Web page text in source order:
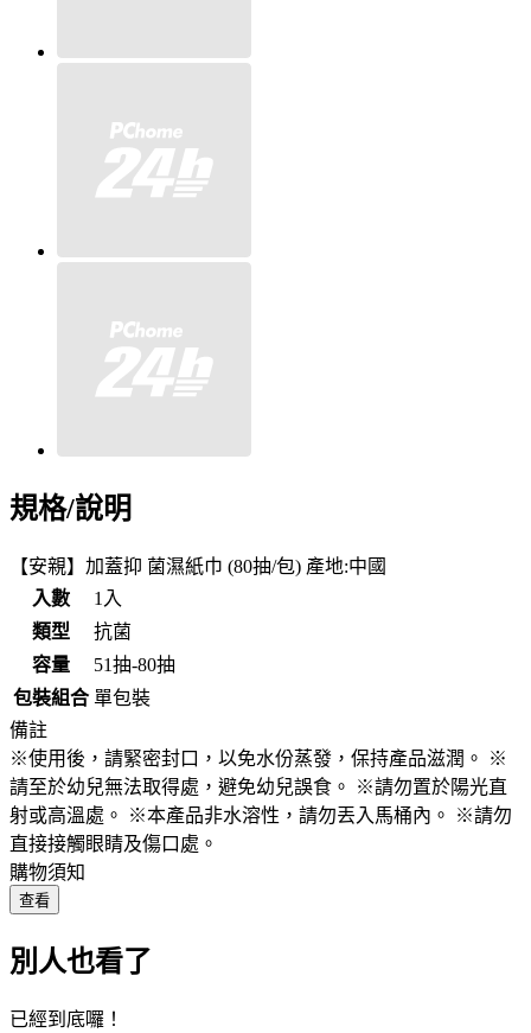
規格/說明
【安親】加蓋抑 菌濕紙巾 (80抽/包) 產地:中國
入數
1入
類型
抗菌
容量
51抽-80抽
包裝組合 單包裝
備註
※使用後，請緊密封口，以免水份蒸發，保持產品滋潤。 ※
請至於幼兒無法取得處，避免幼兒誤食。 ※請勿置於陽光直
射或高溫處。 ※本產品非水溶性，請勿丟入馬桶內。 ※請勿
直接接觸眼睛及傷口處。
購物須知
查看
別人也看了
已經到底囉！